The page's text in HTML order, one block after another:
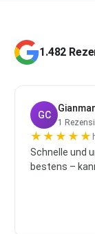
1.482
GC
1
★ ★ ★ ★ ★
Schnelle und
bestens –